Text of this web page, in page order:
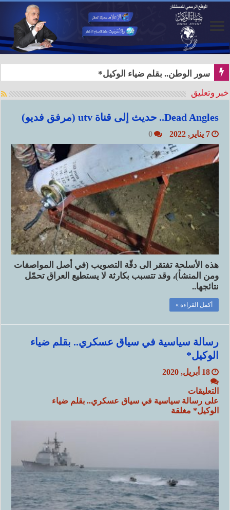
سور الوطن.. بقلم ضياء الوكيل*
خبر وتعليق
Dead Angles.. حديث إلى قناة utv (مرفق فديو)
7 يناير, 2022 0
هذه الأسلحة تفتقر الى دقّة التصويب (في أصل المواصفات
ومن المنشأ)، وقد تتسبب بكارثة لا يستطيع العراق تحمّل
نتائجها..
أكمل القراءة »
رسالة سياسية في سياق عسكري.. بقلم ضياء
الوكيل*
18 أبريل, 2020
التعليقات
على رسالة سياسية في سياق عسكري.. بقلم ضياء
الوكيل* مغلقة